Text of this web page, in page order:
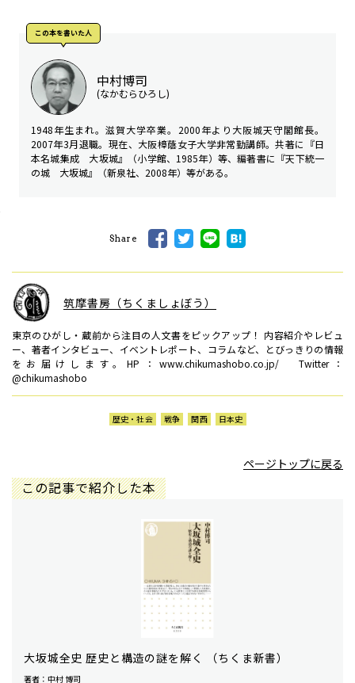
この本を書いた⼈
中村博司
(なかむらひろし)
1948年生まれ。滋賀大学卒業。2000年より大阪城天守閣館長。
2007年3月退職。現在、大阪樟蔭女子大学非常勤講師。共著に『日
本名城集成 大坂城』（小学館、1985年）等、編著書に『天下統一
の城 大坂城』（新泉社、2008年）等がある。
Share
筑摩書房（ちくましょぼう）
東京のひがし・蔵前から注目の人文書をピックアップ！ 内容紹介やレビュ
ー、著者インタビュー、イベントレポート、コラムなど、とびっきりの情報
をお届けします。HP：www.chikumashobo.co.jp/ Twitter：
@chikumashobo
歴史・社会 戦争 関西 日本史
ページトップに戻る
この記事で紹介した本
大坂城全史 歴史と構造の謎を解く （ちくま新書）
著者：中村 博司